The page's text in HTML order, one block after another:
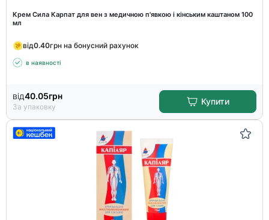
Крем Сила Карпат для вен з медичною п'явкою і кінським каштаном 100
мл
від0.40грн на бонусний рахунок
в наявності
від40.05грн
За упаковку
Купити